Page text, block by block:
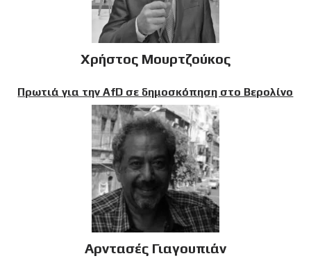
Χρήστος Μουρτζούκος
Πρωτιά για την AfD σε δημοσκόπηση στο Βερολίνο
Αρντασές Γιαγουπιάν